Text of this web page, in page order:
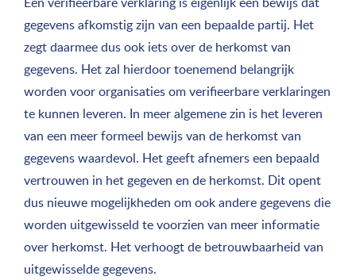
gegevens afkomstig zijn van een bepaalde partij. Het
zegt daarmee dus ook iets over de herkomst van
gegevens. Het zal hierdoor toenemend belangrijk
worden voor organisaties om verifieerbare verklaringen
te kunnen leveren. In meer algemene zin is het leveren
van een meer formeel bewijs van de herkomst van
gegevens waardevol. Het geeft afnemers een bepaald
vertrouwen in het gegeven en de herkomst. Dit opent
dus nieuwe mogelijkheden om ook andere gegevens die
worden uitgewisseld te voorzien van meer informatie
over herkomst. Het verhoogt de betrouwbaarheid van
uitgewisselde gegevens.